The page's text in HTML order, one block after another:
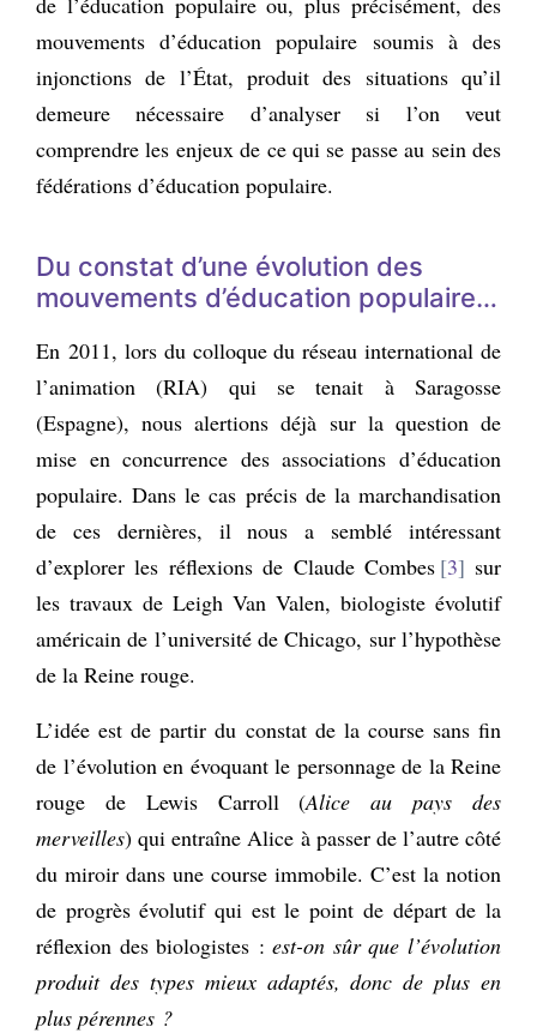
mouvements d’éducation populaire soumis à des
injonctions de l’État, produit des situations qu’il
demeure nécessaire d’analyser si l’on veut
comprendre les enjeux de ce qui se passe au sein des
fédérations d’éducation populaire.
Du constat d’une évolution des
mouvements d’éducation populaire…
En 2011, lors du colloque du réseau international de
l’animation (RIA) qui se tenait à Saragosse
(Espagne), nous alertions déjà sur la question de
mise en concurrence des associations d’éducation
populaire. Dans le cas précis de la marchandisation
de ces dernières, il nous a semblé intéressant
d’explorer les réflexions de Claude Combes 3
sur
les travaux de Leigh Van Valen, biologiste évolutif
américain de l’université de Chicago, sur l’hypothèse
de la Reine rouge.
L’idée est de partir du constat de la course sans fin
de l’évolution en évoquant le personnage de la Reine
rouge de Lewis Carroll (Alice au pays des
merveilles) qui entraîne Alice à passer de l’autre côté
du miroir dans une course immobile. C’est la notion
de progrès évolutif qui est le point de départ de la
réflexion des biologistes :est-on sûr que l’évolution
produit des types mieux adaptés, donc de plus en
plus pérennes ?